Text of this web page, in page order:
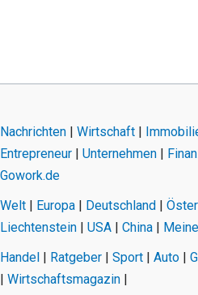
Nachrichten | Wirtschaft |
Entrepreneur | Unternehmen |
Gowork.de
Welt | Europa | Deutschland |
Liechtenstein | USA | China |
Handel | Ratgeber | Sport | Auto |
| Wirtschaftsmagazin |